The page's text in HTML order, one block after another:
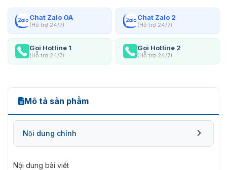
Chat Zalo OA
(Hỗ trợ 24/7)
Chat Zalo 2
(Hỗ trợ 24/7)
Gọi Hotline 1
(Hỗ trợ 24/7)
Gọi Hotline 2
(Hỗ trợ 24/7)
Mô tả sản phẩm
Nội dung chính
Nội dung bài viết